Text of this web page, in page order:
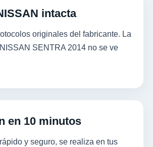
intacta
originales del fabricante. La
SENTRA 2014 no se ve
en 10 minutos
y seguro, se realiza en tus